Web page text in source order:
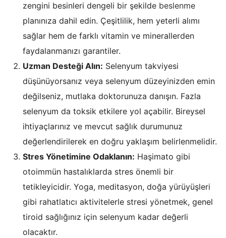
zengini besinleri dengeli bir şekilde beslenme
planınıza dahil edin. Çeşitlilik, hem yeterli alımı
sağlar hem de farklı vitamin ve minerallerden
faydalanmanızı garantiler.
Uzman Desteği Alın: Selenyum takviyesi
düşünüyorsanız veya selenyum düzeyinizden emin
değilseniz, mutlaka doktorunuza danışın. Fazla
selenyum da toksik etkilere yol açabilir. Bireysel
ihtiyaçlarınız ve mevcut sağlık durumunuz
değerlendirilerek en doğru yaklaşım belirlenmelidir.
Stres Yönetimine Odaklanın: Haşimato gibi
otoimmün hastalıklarda stres önemli bir
tetikleyicidir. Yoga, meditasyon, doğa yürüyüşleri
gibi rahatlatıcı aktivitelerle stresi yönetmek, genel
tiroid sağlığınız için selenyum kadar değerli
olacaktır.